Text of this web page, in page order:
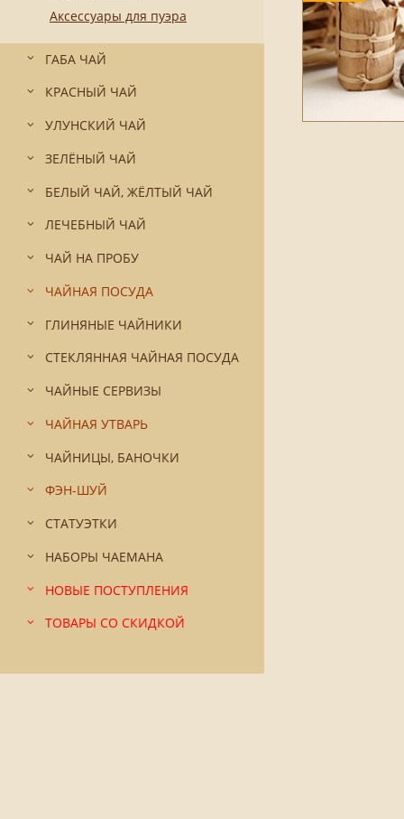
Аксессуары для пуэра
ГАБА ЧАЙ
КРАСНЫЙ ЧАЙ
УЛУНСКИЙ ЧАЙ
ЗЕЛЁНЫЙ ЧАЙ
БЕЛЫЙ ЧАЙ, ЖЁЛТЫЙ ЧАЙ
ЛЕЧЕБНЫЙ ЧАЙ
ЧАЙ НА ПРОБУ
ЧАЙНАЯ ПОСУДА
ГЛИНЯНЫЕ ЧАЙНИКИ
СТЕКЛЯННАЯ ЧАЙНАЯ ПОСУДА
ЧАЙНЫЕ СЕРВИЗЫ
ЧАЙНАЯ УТВАРЬ
ЧАЙНИЦЫ, БАНОЧКИ
ФЭН-ШУЙ
СТАТУЭТКИ
НАБОРЫ ЧАЕМАНА
НОВЫЕ ПОСТУПЛЕНИЯ
ТОВАРЫ СО СКИДКОЙ